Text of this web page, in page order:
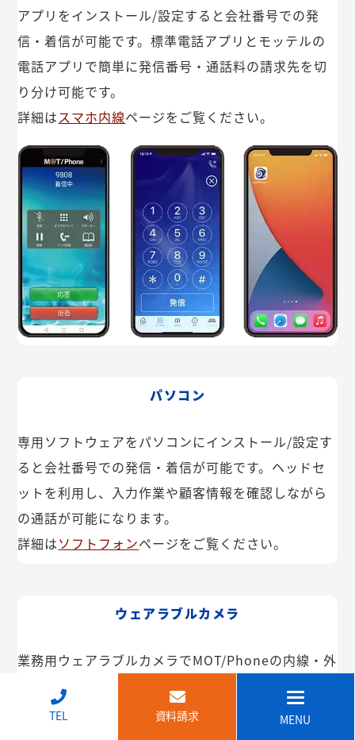
アプリをインストール/設定すると会社番号での発
信・着信が可能です。標準電話アプリとモッテルの
電話アプリで簡単に発信番号・通話料の請求先を切
り分け可能です。
詳細はスマホ内線ページをご覧ください。
パソコン
専用ソフトウェアをパソコンにインストール/設定す
ると会社番号での発信・着信が可能です。ヘッドセ
ットを利用し、入力作業や顧客情報を確認しながら
の通話が可能になります。
詳細はソフトフォンページをご覧ください。
ウェアラブルカメラ
業務用ウェアラブルカメラでMOT/Phoneの内線・外
線が利用できます。インカム機能や映像共有なども
可能。IP68で防塵・防水で建設現場などでも安心し
TEL 資料請求 MENU